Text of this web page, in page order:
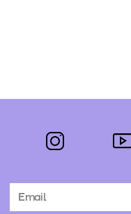
instagram
Subscrever Newsletter